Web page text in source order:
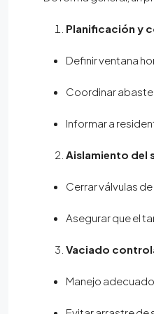
Planificación y
Definir ventana
Coordinar
Informar a
Aislamiento del
Cerrar válvulas
Asegurar que el
Vaciado
Manejo